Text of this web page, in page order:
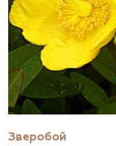
Зверобой